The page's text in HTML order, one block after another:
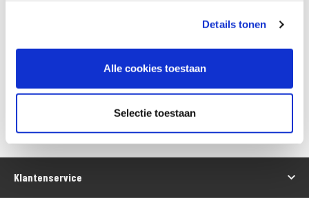
Details tonen
Alle cookies toestaan
Selectie toestaan
Klantenservice